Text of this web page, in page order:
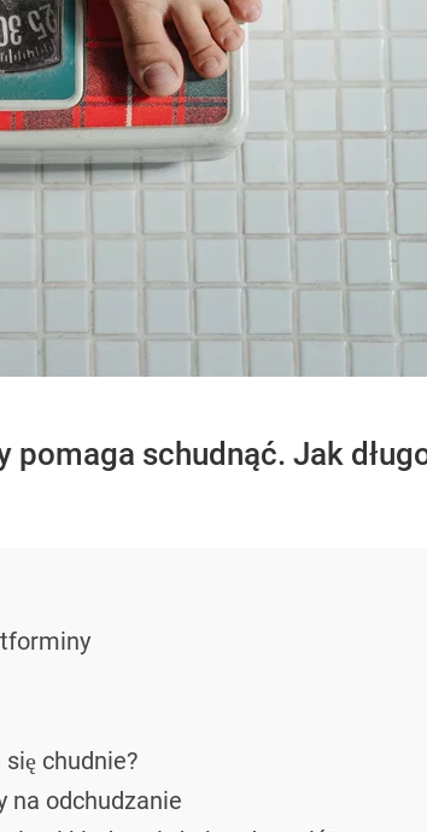
schudnąć. Jak
chudnie?
na odchudzanie